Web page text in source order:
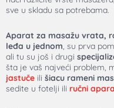
sve u skladu sa potrebama.
Aparat za masažu vrata,
leđa u jednom, su prva
ali tu su još i drugi
šta je vaš najveći problem,
jastuče ili šiacu rameni
sedite u fotelji ili ručni